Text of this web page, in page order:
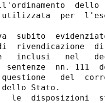
per
subito
di  rivendicazione
inclusi   nel
sentenze  nn. 111
del
dello Stato.
le  disposizioni